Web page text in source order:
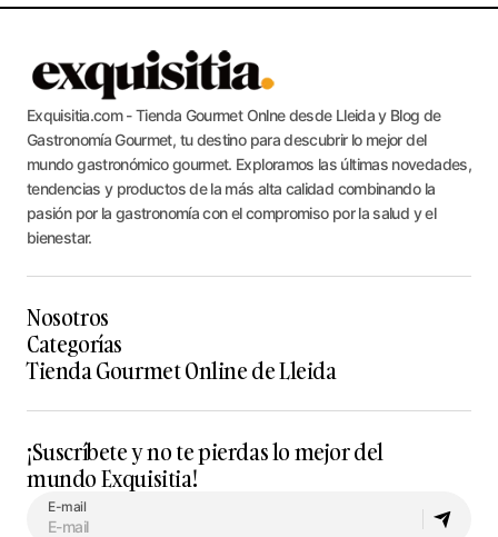
Exquisitia.com - Tienda Gourmet Onlne desde Lleida y Blog de
Gastronomía Gourmet, tu destino para descubrir lo mejor del
mundo gastronómico gourmet. Exploramos las últimas novedades,
tendencias y productos de la más alta calidad combinando la
pasión por la gastronomía con el compromiso por la salud y el
bienestar.
Nosotros
Categorías
Tienda Gourmet Online de Lleida
¡Suscríbete y no te pierdas lo mejor del
mundo Exquisitia!
E-mail